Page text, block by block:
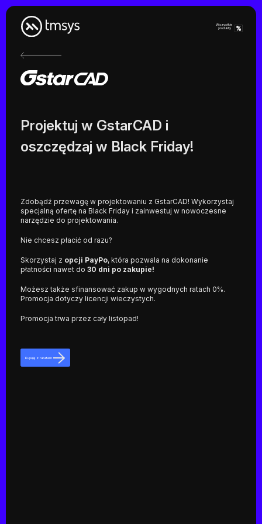
Skip
to
content
Wszystkie
produkty
Projektuj w GstarCAD i
oszczędzaj w Black Friday!
Zdobądź przewagę w projektowaniu z GstarCAD! Wykorzystaj
specjalną ofertę na Black Friday i zainwestuj w nowoczesne
narzędzie do projektowania.
Nie chcesz płacić od razu?
Skorzystaj z opcji PayPo, która pozwala na dokonanie
płatności nawet do 30 dni po zakupie!
Możesz także sfinansować zakup w wygodnych ratach 0%.
Promocja dotyczy licencji wieczystych.
Promocja trwa przez cały listopad!
Kupuję z rabatem